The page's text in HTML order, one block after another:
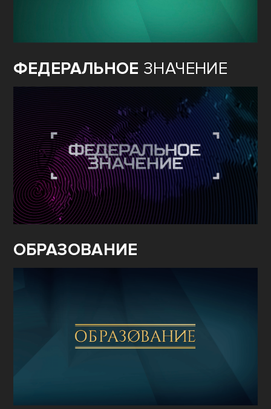
ФЕДЕРАЛЬНОЕ ЗНАЧЕНИЕ
ОБРАЗОВАНИЕ